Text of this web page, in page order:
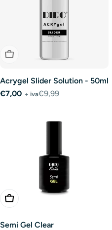
Esaurito
Acrygel Slider Solution - 50ml
Prezzo
€7,00 + iva
Prezzo
€9,99
Aggiungi Al Carrello
Semi Gel Clear